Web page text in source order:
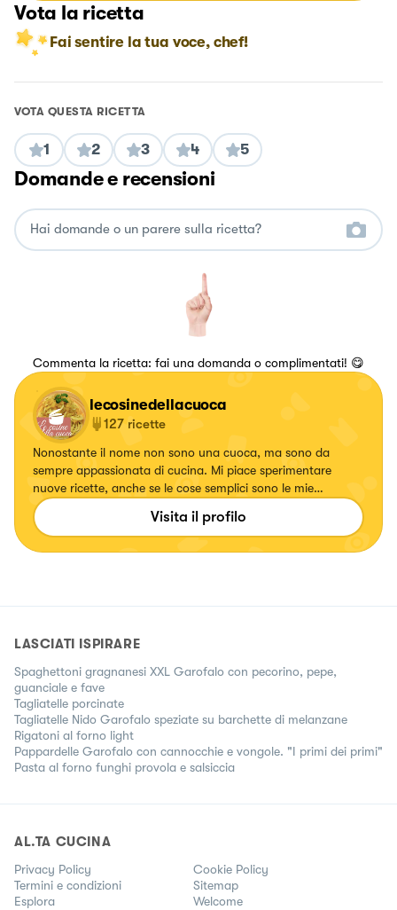
Vota la ricetta
Fai sentire la tua voce, chef!
VOTA QUESTA RICETTA
1 2 3 4 5
Domande e recensioni
Commenta la ricetta: fai una domanda o complimentati! 😋
lecosinedellacuoca
127 ricette
Nonostante il nome non sono una cuoca, ma sono da
sempre appassionata di cucina. Mi piace sperimentare
nuove ricette, anche se le cose semplici sono le mie
preferite! Preferisco i primi piatti, i dolci invece non sono il
mio forte. Ma ne troverete comunque 😁 Mi trovate anche
su Facebook e YouTube con lo stesso nome 😊
Visita il profilo
LASCIATI ISPIRARE
Spaghettoni gragnanesi XXL Garofalo con pecorino, pepe,
guanciale e fave
Tagliatelle porcinate
Tagliatelle Nido Garofalo speziate su barchette di melanzane
Rigatoni al forno light
Pappardelle Garofalo con cannocchie e vongole. "I primi dei primi"
Pasta al forno funghi provola e salsiccia
AL.TA CUCINA
Privacy Policy
Cookie Policy
Termini e condizioni
Sitemap
Esplora
Welcome